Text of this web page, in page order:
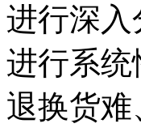
进行深
进行系
退换货难